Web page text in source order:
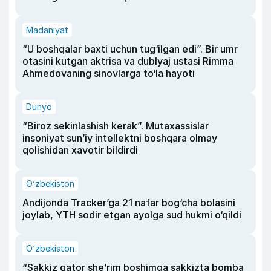
Madaniyat
“U boshqalar baxti uchun tug‘ilgan edi”. Bir umr
otasini kutgan aktrisa va dublyaj ustasi Rimma
Ahmedovaning sinovlarga to‘la hayoti
Dunyo
“Biroz sekinlashish kerak”. Mutaxassislar
insoniyat sun’iy intellektni boshqara olmay
qolishidan xavotir bildirdi
O‘zbekiston
Andijonda Tracker’ga 21 nafar bog‘cha bolasini
joylab, YTH sodir etgan ayolga sud hukmi o‘qildi
O‘zbekiston
“Sakkiz qator she’rim boshimga sakkizta bomba